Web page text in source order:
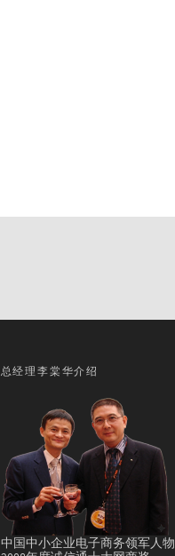
总经理李棠华介绍
中国中小企业电子商务领军人物